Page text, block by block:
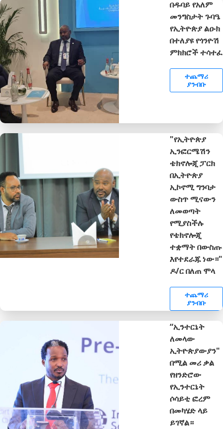
በዱባይ የአለም
መንግስታት ጉባዔ
የኢትዮጵያ ልዑክ
በተለያዩ የጎንዮሽ
ምክክሮች ተሳተፈ
ተጨማሪ
ያንብቡ
"የኢትዮጵያ
ኢንፎርሜሽን
ቴክኖሎጂ ፓርክ
በኢትዮጵያ
ኢኮኖሚ ግንባታ
ውስጥ ሚናውን
ለመወጣት
የሚያስችሉ
የቴክኖሎጂ
ተቋማት በውስጡ
እየተደራጁ ነው።"
ዶ/ር በለጠ ሞላ
ተጨማሪ
ያንብቡ
“ኢንተርኔት
ለመላው
ኢትዮጵያውያን"
በሚል መሪ ቃል
የዘንድሮው
የኢንተርኔት
ሶሳይቲ ፎረም
በመካሄድ ላይ
ይገኛል።